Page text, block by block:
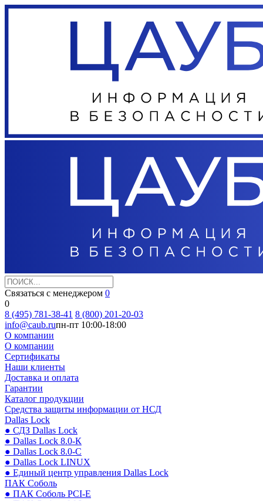
Связаться с менеджером 0
0
8 (495) 781-38-41 8 (800) 201-20-03
info@caub.ruпн-пт 10:00-18:00
О компании
О компании
Сертификаты
Наши клиенты
Доставка и оплата
Гарантии
Каталог продукции
Средства защиты информации от НСД
Dallas Lock
● СДЗ Dallas Lock
● Dallas Lock 8.0-К
● Dallas Lock 8.0-С
● Dallas Lock LINUX
● Единый центр управления Dallas Lock
ПАК Соболь
● ПАК Соболь PCI-E